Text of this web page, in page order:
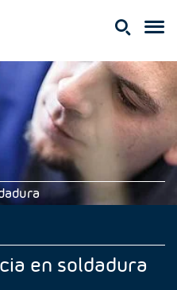
en soldadura